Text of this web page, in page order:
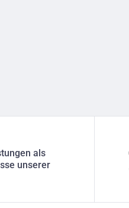
als
unserer